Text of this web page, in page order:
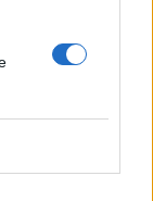
ban
Sokan
a